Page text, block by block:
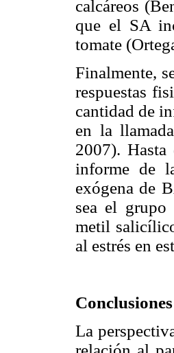
calcáreos
que el SA
tomate
Finalmente,
respuestas
cantidad de
en la
2007).
informe de
exógena de
sea el
metil
al estrés en
Conclusiones
La